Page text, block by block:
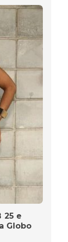
25 e
Globo